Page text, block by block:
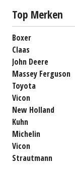
Top Merken
Boxer
Claas
John Deere
Massey Ferguson
Toyota
Vicon
New Holland
Kuhn
Michelin
Vicon
Strautmann